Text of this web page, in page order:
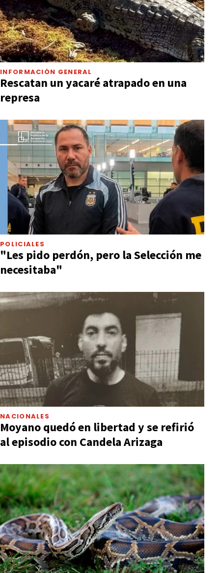
INFORMACIÓN GENERAL
Rescatan un yacaré atrapado en una
represa
POLICIALES
"Les pido perdón, pero la Selección me
necesitaba"
NACIONALES
Moyano quedó en libertad y se refirió
al episodio con Candela Arizaga